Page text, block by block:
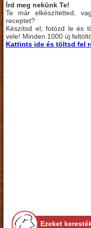
Írd meg nekünk Te!
Te már elkészítetted,
receptet?
Készítsd el, fotózd le és
vele! Minden 1000 új
Kattints ide és töltsd fel
Ezeket